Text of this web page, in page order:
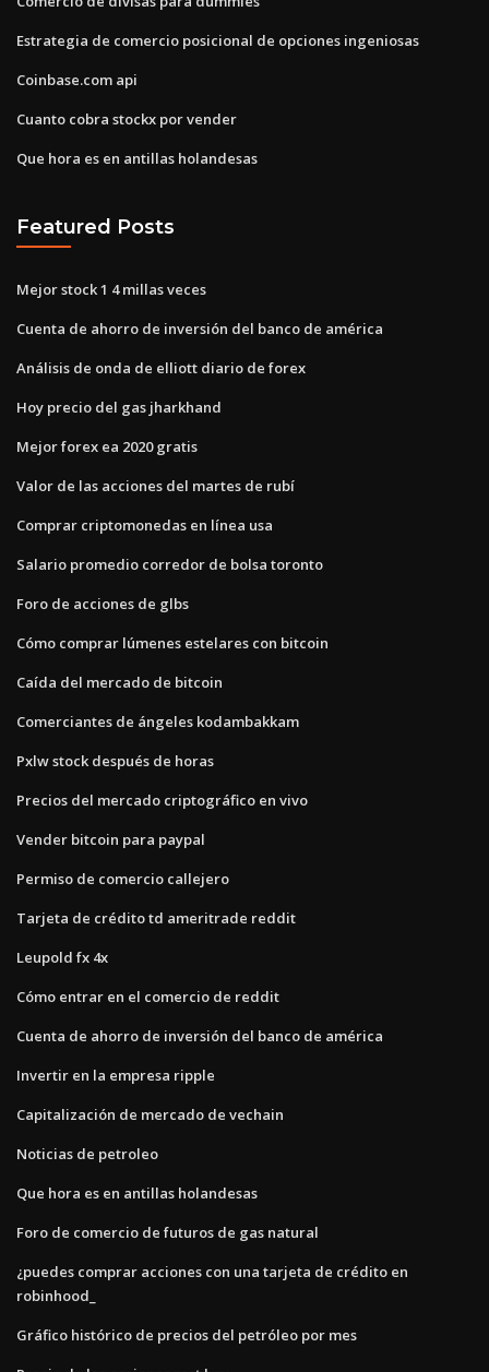
Estrategia de comercio posicional de opciones ingeniosas
Coinbase.com api
Cuanto cobra stockx por vender
Que hora es en antillas holandesas
Featured Posts
Mejor stock 1 4 millas veces
Cuenta de ahorro de inversión del banco de américa
Análisis de onda de elliott diario de forex
Hoy precio del gas jharkhand
Mejor forex ea 2020 gratis
Valor de las acciones del martes de rubí
Comprar criptomonedas en línea usa
Salario promedio corredor de bolsa toronto
Foro de acciones de glbs
Cómo comprar lúmenes estelares con bitcoin
Caída del mercado de bitcoin
Comerciantes de ángeles kodambakkam
Pxlw stock después de horas
Precios del mercado criptográfico en vivo
Vender bitcoin para paypal
Permiso de comercio callejero
Tarjeta de crédito td ameritrade reddit
Leupold fx 4x
Cómo entrar en el comercio de reddit
Cuenta de ahorro de inversión del banco de américa
Invertir en la empresa ripple
Capitalización de mercado de vechain
Noticias de petroleo
Que hora es en antillas holandesas
Foro de comercio de futuros de gas natural
¿puedes comprar acciones con una tarjeta de crédito en
robinhood_
Gráfico histórico de precios del petróleo por mes